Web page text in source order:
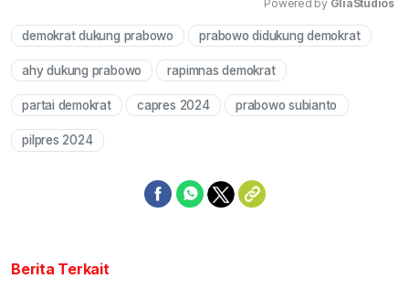
Mute
Powered by GliaStudios
demokrat dukung prabowo prabowo didukung demokrat
ahy dukung prabowo rapimnas demokrat
partai demokrat capres 2024 prabowo subianto
pilpres 2024
Berita Terkait